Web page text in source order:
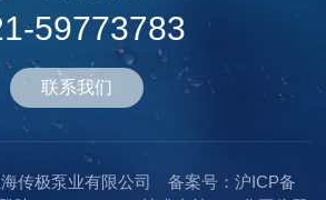
59773783
联系我们
海传极泵业有限公司备案号：沪ICP备